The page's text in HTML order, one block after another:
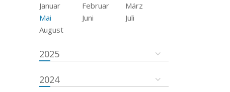
Januar Februar
März
Mai
Juni
Juli
August
2025
2024